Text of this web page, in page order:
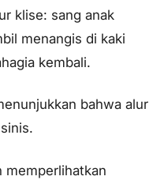
klise: sang anak
menangis di kaki
kembali.
bahwa alur
memperlihatkan